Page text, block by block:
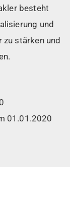
besteht
und
stärken und
01.01.2020